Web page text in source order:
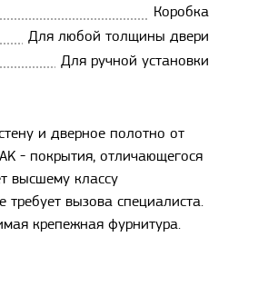
Коробка
Для любой толщины двери
Для ручной установки
и дверное полотно от
- покрытия, отличающегося
высшему классу
требует вызова специалиста.
крепежная фурнитура.